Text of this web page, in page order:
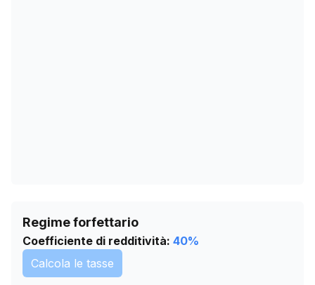
Regime forfettario
Coefficiente di redditività: 40%
Calcola le tasse